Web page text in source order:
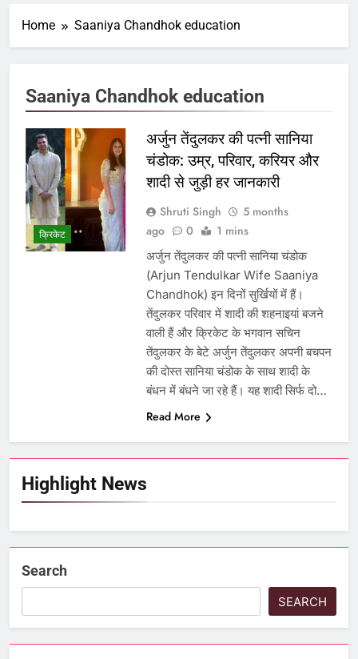
Home Saaniya Chandhok education
Highlight News
Saaniya Chandhok education
क्रिकेट
अर्जुन तेंदुलकर की पत्नी सानिया
चंडोक: उम्र, परिवार, करियर और
शादी से जुड़ी हर जानकारी
Shruti Singh
5 months
ago
0 1 mins
अर्जुन तेंदुलकर की पत्नी सानिया चंडोक
(Arjun Tendulkar Wife Saaniya
Chandhok) इन दिनों सुर्खियों में हैं।
तेंदुलकर परिवार में शादी की शहनाइयां बजने
वाली हैं और क्रिकेट के भगवान सचिन
तेंदुलकर के बेटे अर्जुन तेंदुलकर अपनी बचपन
की दोस्त सानिया चंडोक के साथ शादी के
बंधन में बंधने जा रहे हैं। यह शादी सिर्फ दो…
Read More
Search
SEARCH